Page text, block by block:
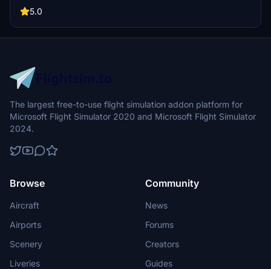
5.0
The largest free-to-use flight simulation addon platform for
Microsoft Flight Simulator 2020 and Microsoft Flight Simulator
2024.
Browse
Aircraft
Airports
Scenery
Liveries
Community
News
Forums
Creators
Guides